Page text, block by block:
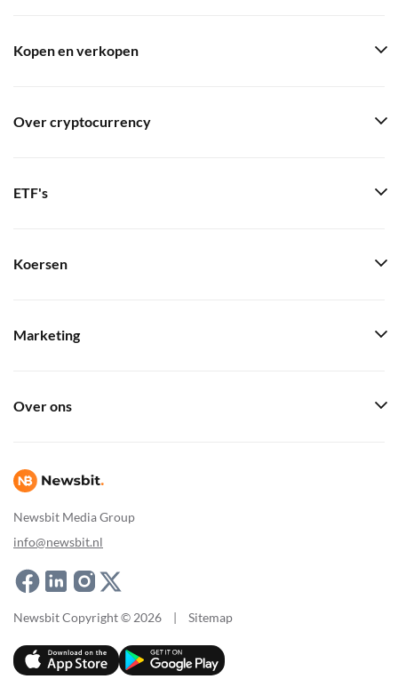
Newsbit Media Group
info@newsbit.nl
Kopen en verkopen
Over cryptocurrency
ETF's
Koersen
Marketing
Over ons
Newsbit Copyright © 2026 | Sitemap